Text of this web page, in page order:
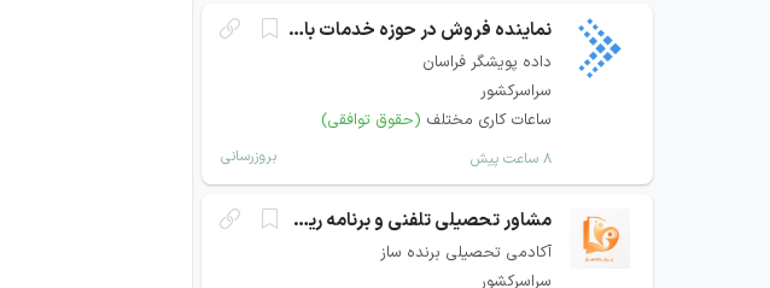
نماینده فروش در حوزه خدمات بانکی و پرداخت
داده پویشگر فراسان
سراسرکشور
ساعات کاری مختلف (حقوق توافقی)
۸ ساعت پیش بروزرسانی
مشاور تحصیلی تلفنی و برنامه ریزی
آکادمی تحصیلی برنده ساز
سراسرکشور